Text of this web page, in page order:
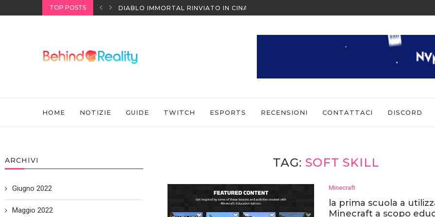
TOP POSTS
SONY DIABLO IMMORTAL RINVIATO IN CINA ALL’ULTIMO MOMENTO
HOME NOTIZIE GUIDE TWITCH ESPORTS RECENSIONI CONTATTACI DISCORD
TAG:SOFT SKILL
Minecraft
la prima scuola a
Minecraft a scopo
ARCHIVI
Giugno 2022
Maggio 2022